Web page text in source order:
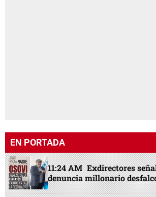
EN PORTADA
11:24 AM Exdirectores
denuncia millonario